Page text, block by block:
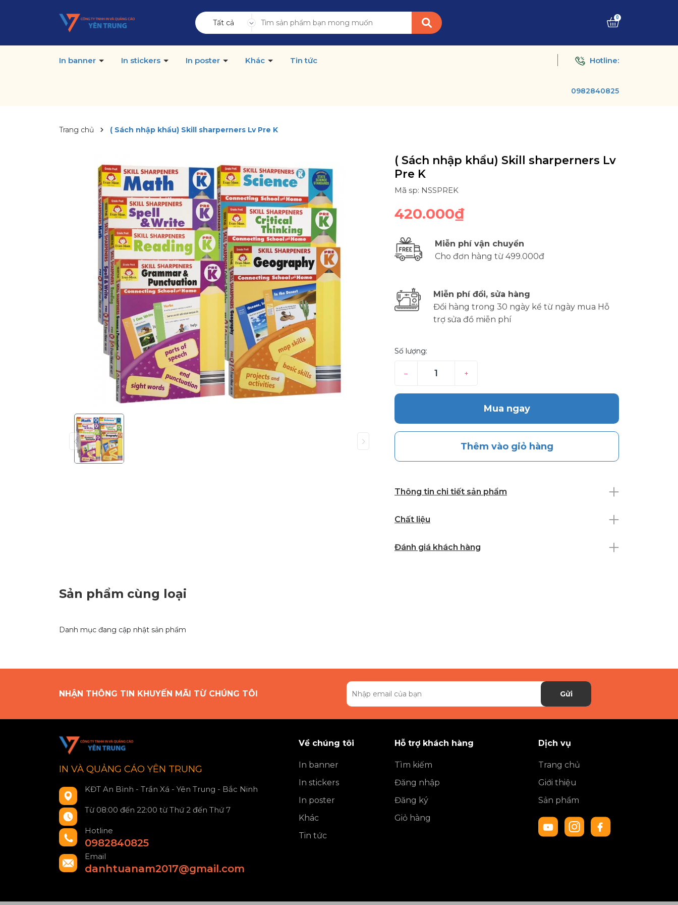
Tất cả
0
In banner In stickers In poster Khác Tin tức Hotline:
0982840825
Trang chủ ( Sách nhập khẩu) Skill sharperners Lv Pre K
( Sách nhập khẩu) Skill sharperners Lv
Pre K
Mã sp: NSSPREK
420.000₫
Miễn phí vận chuyển
Cho đơn hàng từ 499.000đ
Miễn phí đổi, sửa hàng
Đổi hàng trong 30 ngày kể từ ngày mua Hỗ
trợ sửa đồ miễn phí
Số lượng:
– +
Mua ngay
Thêm vào giỏ hàng
Thông tin chi tiết sản phẩm
Chất liệu
Đánh giá khách hàng
Sản phẩm cùng loại
Danh mục đang cập nhật sản phẩm
NHẬN THÔNG TIN KHUYẾN MÃI TỪ CHÚNG TÔI Gửi
IN VÀ QUẢNG CÁO YÊN TRUNG
KĐT An Bình - Trần Xá - Yên Trung - Bắc Ninh
Từ 08:00 đến 22:00 từ Thứ 2 đến Thứ 7
Hotline
0982840825
Email
danhtuanam2017@gmail.com
Về chúng tôi
In banner
In stickers
In poster
Khác
Tin tức
Hỗ trợ khách hàng
Tìm kiếm
Đăng nhập
Đăng ký
Giỏ hàng
Dịch vụ
Trang chủ
Giới thiệu
Sản phẩm